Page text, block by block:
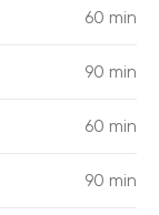
60 min
90 min
60 min
90 min